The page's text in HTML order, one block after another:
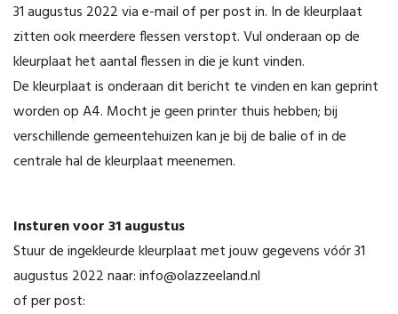
31 augustus 2022 via e-mail of per post in. In de kleurplaat
zitten ook meerdere flessen verstopt. Vul onderaan op de
kleurplaat het aantal flessen in die je kunt vinden.
De kleurplaat is onderaan dit bericht te vinden en kan geprint
worden op A4. Mocht je geen printer thuis hebben; bij
verschillende gemeentehuizen kan je bij de balie of in de
centrale hal de kleurplaat meenemen.
Insturen voor 31 augustus
Stuur de ingekleurde kleurplaat met jouw gegevens vóór 31
augustus 2022 naar: info@olazzeeland.nl
of per post: